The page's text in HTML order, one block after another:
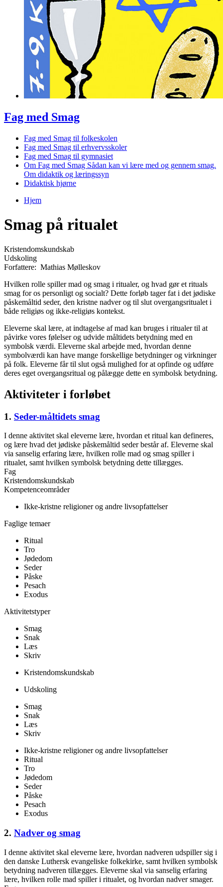
Fag med Smag
Fag med Smag til folkeskolen
Fag med Smag til erhvervsskoler
Fag med Smag til gymnasiet
Om Fag med Smag Sådan kan vi lære med og gennem smag.
Om didaktik og læringssyn
Didaktisk hjørne
Hjem
Smag på ritualet
Kristendomskundskab
Udskoling
Forfattere: Mathias Mølleskov
Hvilken rolle spiller mad og smag i ritualer, og hvad gør et rituals
smag for os personligt og socialt? Dette forløb tager fat i det jødiske
påskemåltid seder, den kristne nadver og til slut overgangsritualet i
både religiøs og ikke-religiøs kontekst.
Eleverne skal lære, at indtagelse af mad kan bruges i ritualer til at
påvirke vores følelser og udvide måltidets betydning med en
symbolsk værdi. Eleverne skal arbejde med, hvordan denne
symbolværdi kan have mange forskellige betydninger og virkninger
på folk. Eleverne får til slut også mulighed for at opfinde og udføre
deres eget overgangsritual og pålægge dette en symbolsk betydning.
Aktiviteter i forløbet
1. Seder-måltidets smag
I denne aktivitet skal eleverne lære, hvordan et ritual kan defineres,
og lære hvad det jødiske påskemåltid seder består af. Eleverne skal
via sanselig erfaring lære, hvilken rolle mad og smag spiller i
ritualet, samt hvilken symbolsk betydning dette tillægges.
Fag
Kristendomskundskab
Kompetenceområder
Ikke-kristne religioner og andre livsopfattelser
Faglige temaer
Ritual
Tro
Jødedom
Seder
Påske
Pesach
Exodus
Aktivitetstyper
Smag
Snak
Læs
Skriv
Kristendomskundskab
Udskoling
Smag
Snak
Læs
Skriv
Ikke-kristne religioner og andre livsopfattelser
Ritual
Tro
Jødedom
Seder
Påske
Pesach
Exodus
2. Nadver og smag
I denne aktivitet skal eleverne lære, hvordan nadveren udspiller sig i
den danske Luthersk evangeliske folkekirke, samt hvilken symbolsk
betydning nadveren tillægges. Eleverne skal via sanselig erfaring
lære, hvilken rolle mad spiller i ritualet, og hvordan nadver smager.